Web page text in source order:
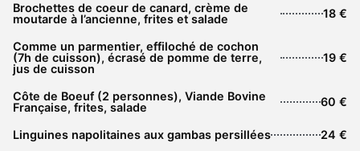
Brochettes de coeur de canard, crème de
moutarde à l’ancienne, frites et salade
18 €
Comme un parmentier, effiloché de cochon
(7h de cuisson), écrasé de pomme de terre,
jus de cuisson
19 €
Côte de Boeuf (2 personnes), Viande Bovine
Française, frites, salade
60 €
Linguines napolitaines aux gambas persillées
24 €